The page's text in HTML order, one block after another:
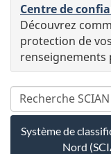
Centre de
Découvrez
protection de
renseignements
Système de
Nord